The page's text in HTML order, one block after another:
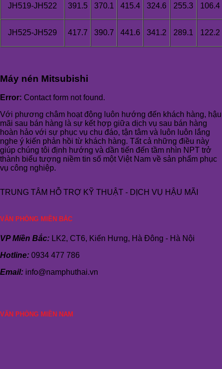
JH519-JH522 391.5 370.1 415.4 324.6 255.3 106.4
JH525-JH529 417.7 390.7 441.6 341.2 289.1 122.2
Máy nén Mitsubishi
Error: Contact form not found.
Với phương châm hoạt động luôn hướng đến khách hàng, hậu
mãi sau bán hàng là sự kết hợp giữa dịch vụ sau bán hàng
hoàn hảo với sự phục vụ chu đáo, tận tâm và luôn luôn lắng
nghe ý kiến phản hồi từ khách hàng. Tất cả những điều này
giúp chúng tôi định hướng và dần tiến đến tầm nhìn NPT trở
thành biểu tượng niềm tin số một Việt Nam về sản phẩm phục
vụ công nghiệp.
TRUNG TÂM HỖ TRỢ KỸ THUẬT - DỊCH VỤ HẬU MÃI
VĂN PHÒNG MIỀN BẮC
VP Miền Bắc: LK2, CT6, Kiến Hưng, Hà Đông - Hà Nội
Hotline: 0934 477 786
Email: info@namphuthai.vn
VĂN PHÒNG MIỀN NAM